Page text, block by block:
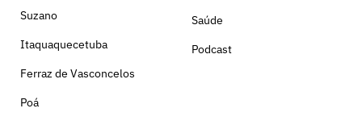
Suzano
Itaquaquecetuba
Ferraz de Vasconcelos
Poá
Saúde
Podcast